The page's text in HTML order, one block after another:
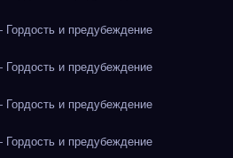
и предубеждение
и предубеждение
и предубеждение
и предубеждение